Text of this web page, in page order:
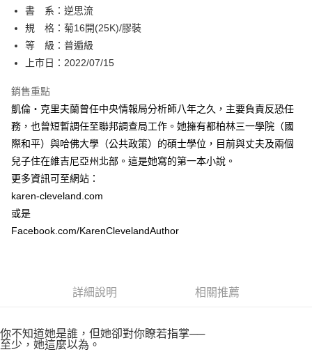
３．安心：先確認商品／服務後，再付款。
【「AFTEE先享後付」結帳流程】
１．於結帳方式選擇「AFTEE先享後付」後，將跳轉至「AFTEE先享後付」
結帳頁面，進行簡訊認證並確認金額後，即可完成結帳。
２．訂單成立數日內，您將收到繳費通知簡訊。
ATM／網路銀行／等多元方式進行付款，方視為交易完成。
※ 請注意：結帳手續完成當下不需立刻繳費，但若您需要取消訂單，請聯絡
購買商品的店家。未經商家同意取消之訂單仍視為有效，需透過AFTEE先享
後付繳納相關費用。
※ 交易是否成功請以「AFTEE先享後付 」之結帳頁面顯示為準，若有關於
是否繳費成功／繳費後需取消欲退款等相關疑問，請聯繫「AFTEE先享後付
【注意事項】
１．透過由恩沛科技股份有限公司提供之「AFTEE先享後付」服務完成之交
易，需依本服務之必要範圍內提供個人資料，並將交易相關給付款項請求債
權轉讓予恩沛科技股份有限公司。
請求用戶進行身份認證。
５．嚴禁一人註冊多個帳號或使用他人資訊註冊。若發現惡意使用之情形，
全家取貨付款
每筆NT$80，滿NT$500(含以上)免運費
付款後全家取貨
每筆NT$80，滿NT$500(含以上)免運費
付款後萊爾富取貨
每筆NT$80，滿NT$500(含以上)免運費
7-11取貨付款
每筆NT$80，滿NT$500(含以上)免運費
付款後7-11取貨
每筆NT$100，滿NT$800(含以上)免運費
書 系：逆思流
規 格：菊16開(25K)/膠裝
等 級：普遍級
上市日：2022/07/15
銷售重點
凱倫‧克里夫蘭曾任中央情報局分析師八年之久，主要負責反恐任
務，也曾短暫調任至聯邦調查局工作。她擁有都柏林三一學院（國
際和平）與哈佛大學（公共政策）的碩士學位，目前與丈夫及兩個
兒子住在維吉尼亞州北部。這是她寫的第一本小說。
更多資訊可至網站：
karen-cleveland.com
或是
Facebook.com/KarenClevelandAuthor
詳細說明 相關推薦
你不知道她是誰，但她卻對你瞭若指掌──
至少，她這麼以為。